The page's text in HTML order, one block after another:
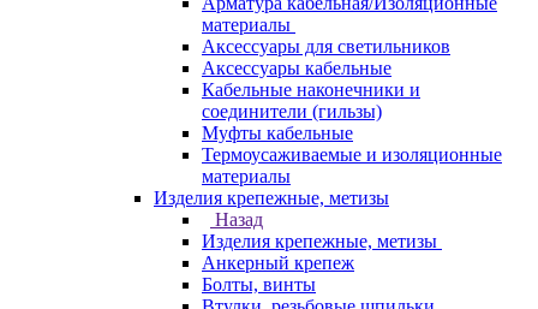
материалы
Аксессуары для светильников
Аксессуары кабельные
Кабельные наконечники и
соединители (гильзы)
Муфты кабельные
Термоусаживаемые и изоляционные
материалы
Изделия крепежные, метизы
Назад
Изделия крепежные, метизы
Анкерный крепеж
Болты, винты